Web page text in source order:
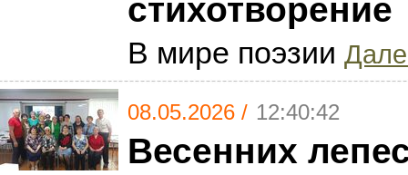
стихотворение
В мире поэзии
08.05.2026 / 12:40:42
Весенних